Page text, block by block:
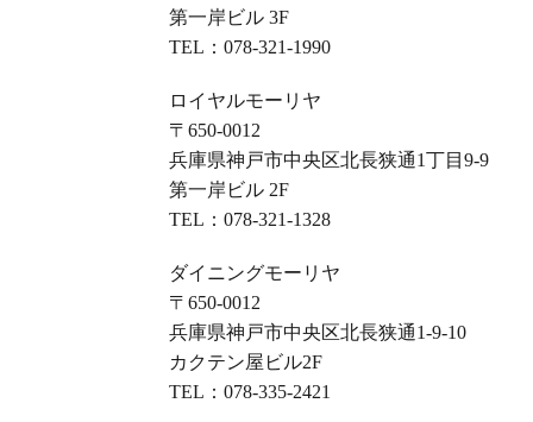
第一岸ビル 3F
TEL： 078-321-1990
ロイヤルモーリヤ
〒650-0012
兵庫県神戸市中央区北長狭通1丁目9-9
第一岸ビル 2F
TEL： 078-321-1328
ダイニングモーリヤ
〒650-0012
兵庫県神戸市中央区北長狭通1-9-10
カクテン屋ビル2F
TEL： 078-335-2421